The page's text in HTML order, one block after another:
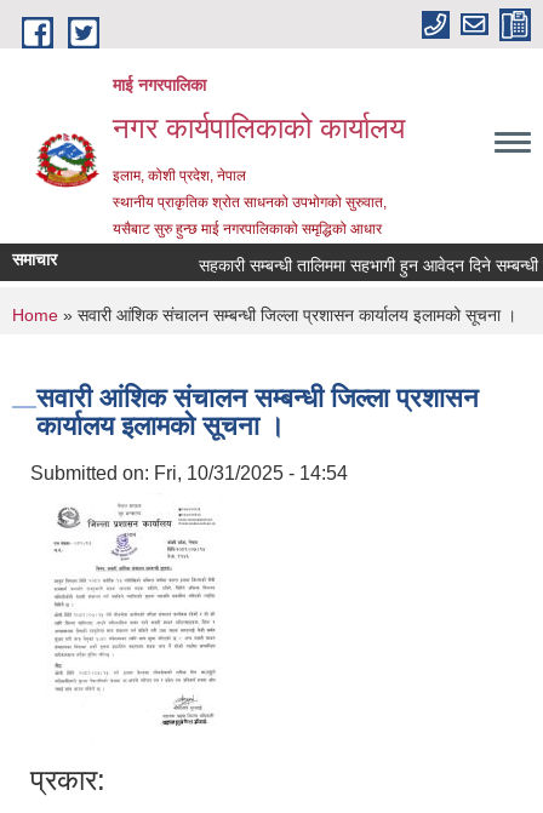
Skip to main content
माई नगरपालिका
नगर कार्यपालिकाको कार्यालय
इलाम, कोशी प्रदेश, नेपाल
स्थानीय प्राकृतिक श्रोत साधनको उपभोगको सुरुवात,
यसैबाट सुरु हुन्छ माई नगरपालिकाको समृद्धिको आधार
समाचार सहकारी सम्बन्धी तालिममा सहभागी हुन आवेदन दिने सम्बन्धी
You are here
Home » सवारी आंशिक संचालन सम्बन्धी जिल्ला प्रशासन कार्यालय इलामको सूचना ।
सवारी आंशिक संचालन सम्बन्धी जिल्ला प्रशासन
कार्यालय इलामको सूचना ।
Submitted on: Fri, 10/31/2025 - 14:54
प्रकार: